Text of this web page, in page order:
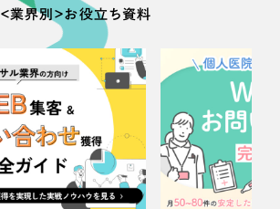
＜業界別＞お役立ち資料